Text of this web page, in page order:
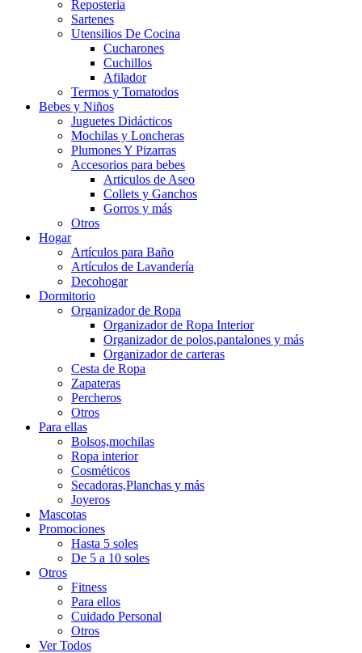
Reposteria
Sartenes
Utensilios De Cocina
Cucharones
Cuchillos
Afilador
Termos y Tomatodos
Bebes y Niños
Juguetes Didácticos
Mochilas y Loncheras
Plumones Y Pizarras
Accesorios para bebes
Articulos de Aseo
Collets y Ganchos
Gorros y más
Otros
Hogar
Artículos para Baño
Artículos de Lavandería
Decohogar
Dormitorio
Organizador de Ropa
Organizador de Ropa Interior
Organizador de polos,pantalones y más
Organizador de carteras
Cesta de Ropa
Zapateras
Percheros
Otros
Para ellas
Bolsos,mochilas
Ropa interior
Cosméticos
Secadoras,Planchas y más
Joyeros
Mascotas
Promociones
Hasta 5 soles
De 5 a 10 soles
Otros
Fitness
Para ellos
Cuidado Personal
Otros
Ver Todos